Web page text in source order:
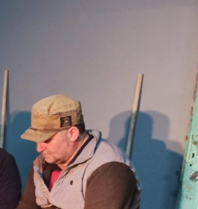
Especiales
Archivo Sonoro